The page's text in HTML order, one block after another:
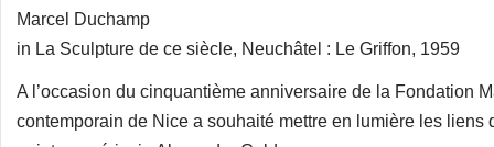
Marcel Duchamp
in La Sculpture de ce siècle, Neuchâtel : Le Griffon, 1959
A l’occasion du cinquantième anniversaire de la Fondation
contemporain de Nice a souhaité mettre en lumière les